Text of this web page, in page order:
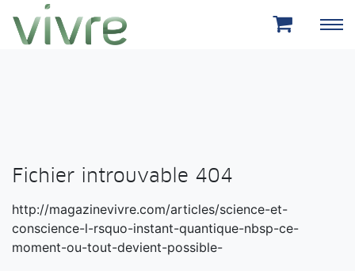
Aller au menu principal
Aller au contenu principal
Fichier introuvable 404
http://magazinevivre.com/articles/science-et-
conscience-l-rsquo-instant-quantique-nbsp-ce-
moment-ou-tout-devient-possible-